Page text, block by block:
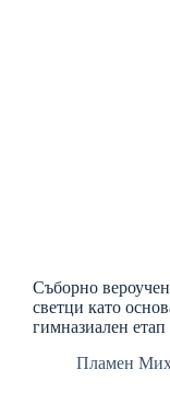
Съборно
светци като
гимназиален етап
Пламен